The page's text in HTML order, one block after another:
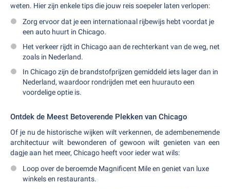
weten. Hier zijn enkele tips die jouw reis soepeler laten verlopen:
Zorg ervoor dat je een internationaal rijbewijs hebt voordat je
een auto huurt in Chicago.
Het verkeer rijdt in Chicago aan de rechterkant van de weg, net
zoals in Nederland.
In Chicago zijn de brandstofprijzen gemiddeld iets lager dan in
Nederland, waardoor rondrijden met een huurauto een
voordelige optie is.
Ontdek de Meest Betoverende Plekken van Chicago
Of je nu de historische wijken wilt verkennen, de adembenemende
architectuur wilt bewonderen of gewoon wilt genieten van een
dagje aan het meer, Chicago heeft voor ieder wat wils:
Loop over de beroemde Magnificent Mile en geniet van luxe
winkels en restaurants.